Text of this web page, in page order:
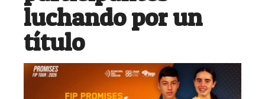
luchando por un
título